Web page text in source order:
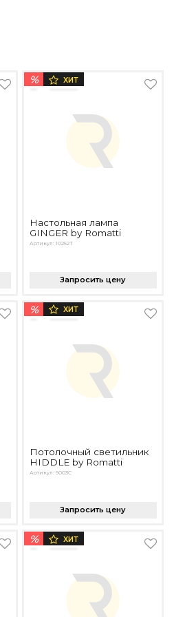
% ХИТ
Настольная лампа
GINGER by Romatti
Артикул: 10252T
Запросить цену
% ХИТ
Потолочный светильник
HIDDLE by Romatti
Артикул: 9003C
Запросить цену
% ХИТ